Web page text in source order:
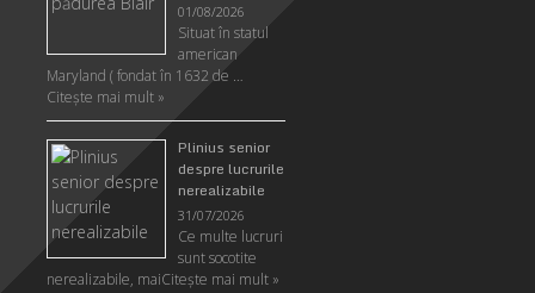
01/08/2026
Situat în statul
american
Maryland ( fondat în 1632 de …
Citeşte mai mult »
Plinius senior
despre lucrurile
nerealizabile
31/07/2026
Ce multe lucruri
sunt socotite
nerealizabile, maiCiteşte mai mult »